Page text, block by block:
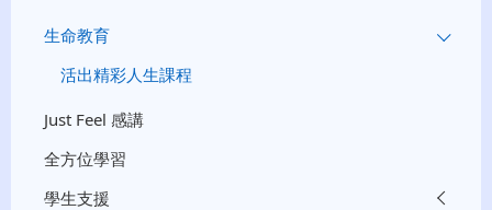
生命教育
活出精彩人生課程
Just Feel 感講
全方位學習
學生支援